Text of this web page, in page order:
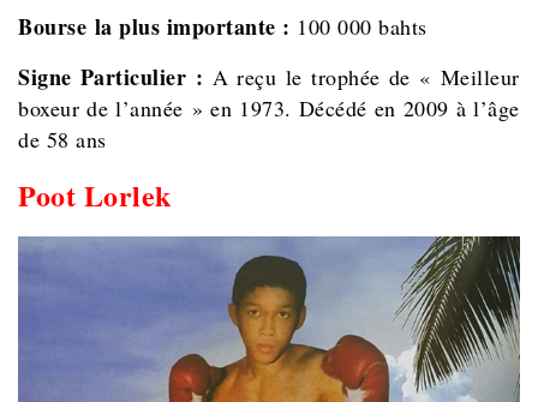
Bourse la plus importante : 100 000 bahts
Signe Particulier : A reçu le trophée de « Meilleur
boxeur de l’année » en 1973. Décédé en 2009 à l’âge
de 58 ans
Poot Lorlek